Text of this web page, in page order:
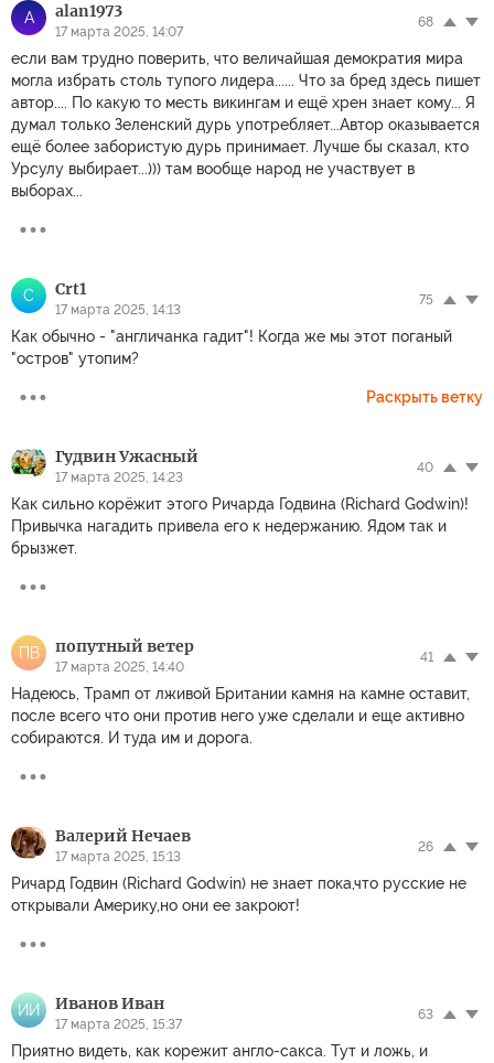
A alan1973
17 марта 2025, 14:07
68
если вам трудно поверить, что величайшая демократия мира
могла избрать столь тупого лидера...... Что за бред здесь пишет
автор.... По какую то месть викингам и ещё хрен знает кому... Я
думал только Зеленский дурь употребляет...Автор оказывается
ещё более забористую дурь принимает. Лучше бы сказал, кто
Урсулу выбирает...))) там вообще народ не участвует в
выборах...
C Crt1
17 марта 2025, 14:13
75
Как обычно - "англичанка гадит"! Когда же мы этот поганый
"остров" утопим?
Раскрыть ветку
Гудвин Ужасный
17 марта 2025, 14:23
40
Как сильно корёжит этого Ричарда Годвина (Richard Godwin)!
Привычка нагадить привела его к недержанию. Ядом так и
брызжет.
ПВ попутный ветер
17 марта 2025, 14:40
41
Надеюсь, Трамп от лживой Британии камня на камне оставит,
после всего что они против него уже сделали и еще активно
собираются. И туда им и дорога.
Валерий Нечаев
17 марта 2025, 15:13
26
Ричард Годвин (Richard Godwin) не знает пока,что русские не
открывали Америку,но они ее закроют!
ИИ Иванов Иван
17 марта 2025, 15:37
63
Приятно видеть, как корежит англо-сакса. Тут и ложь, и